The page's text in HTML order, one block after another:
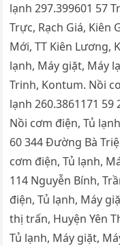
lạnh 297.399601 57
Trực, Rạch Giá, Kiên
Mới, TT Kiên Lương,
lạnh, Máy giặt, Máy
Trinh, Kontum. Nồi
lạnh 260.3861171
Nồi cơm điện, Tủ
60 344 Đường Bà
cơm điện, Tủ lạnh,
114 Nguyễn Bính,
điện, Tủ lạnh, Máy
thị trấn, Huyện Yên
Tủ lạnh, Máy giặt,